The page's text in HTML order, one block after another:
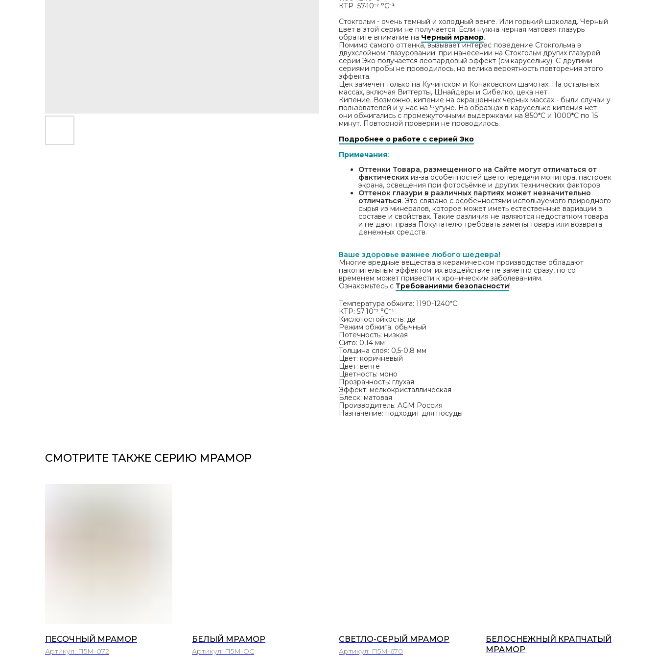
КТР 57·10⁻⁷ °С⁻¹
Стокгольм - очень темный и холодный венге. Или горький шоколад. Черный
цвет в этой серии не получается. Если нужна черная матовая глазурь
обратите внимание на Черный мрамор.
Помимо самого оттенка, вызывает интерес поведение Стокгольма в
двухслойном глазуровании: при нанесении на Стокгольм других глазурей
серии Эко получается леопардовый эффект (см.карусельку). С другими
сериями пробы не проводилось, но велика вероятность повторения этого
эффекта.
Цек замечен только на Кучинском и Конаковском шамотах. На остальных
массах, включая Витгерты, Шнайдеры и Сибелко, цека нет.
Кипение. Возможно, кипение на окрашенных черных массах - были случаи у
пользователей и у нас на Чугуне. На образцах в карусельке кипения нет -
они обжигались с промежуточными выдержками на 850*С и 1000*С по 15
минут. Повторной проверки не проводилось.
Подробнее о работе с серией Эко
Примечания:
Оттенки Товара, размещенного на Сайте могут отличаться от
фактических из-за особенностей цветопередачи монитора, настроек
экрана, освещения при фотосъёмке и других технических факторов.
Оттенок глазури в различных партиях может незначительно
отличаться. Это связано с особенностями используемого природного
сырья из минералов, которое может иметь естественные вариации в
составе и свойствах. Такие различия не являются недостатком товара
и не дают права Покупателю требовать замены товара или возврата
денежных средств.
Ваше здоровье важнее любого шедевра!
Многие вредные вещества в керамическом производстве обладают
накопительным эффектом: их воздействие не заметно сразу, но со
временем может привести к хроническим заболеваниям.
Ознакомьтесь с Требованиями безопасности!
Температура обжига: 1190-1240*С
КТР: 57·10⁻⁷ °С⁻¹
Кислотостойкость: да
Режим обжига: обычный
Потечность: низкая
Сито: 0,14 мм
Толщина слоя: 0,5-0,8 мм
Цвет: коричневый
Цвет: венге
Цветность: моно
Прозрачность: глухая
Эффект: мелкокристаллическая
Блеск: матовая
Производитель: AGM Россия
Назначение: подходит для посуды
СМОТРИТЕ ТАКЖЕ СЕРИЮ МРАМОР
ПЕСОЧНЫЙ МРАМОР
Артикул: П5М-072
БЕЛЫЙ МРАМОР
Артикул: П5М-ОС
СВЕТЛО-СЕРЫЙ МРАМОР
Артикул: П5М-670
БЕЛОСНЕЖНЫЙ КРАПЧАТЫЙ
МРАМОР